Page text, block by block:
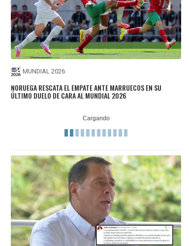
MUNDIAL 2026
NORUEGA RESCATA EL EMPATE ANTE MARRUECOS EN SU
ÚLTIMO DUELO DE CARA AL MUNDIAL 2026